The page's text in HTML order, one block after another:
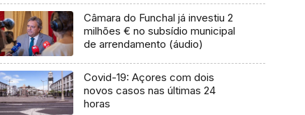
Câmara do Funchal já investiu 2
milhões € no subsídio municipal
de arrendamento (áudio)
Covid-19: Açores com dois
novos casos nas últimas 24
horas